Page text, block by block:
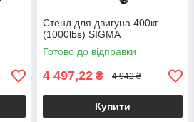
Стенд для двигуна 400кг
(1000lbs) SIGMA
Готово до відправки
4 497,22 ₴ 4 942 ₴
Купити